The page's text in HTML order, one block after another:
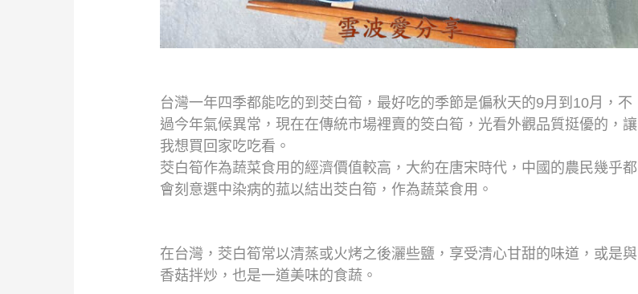
台灣一年四季都能吃的到茭白筍，最好吃的季節是偏秋天的9月到 10月， 不
過今年氣候異常，現在在傳統市場裡賣的筊白筍，光看外觀品質挺優的， 讓
我想買回家吃吃看。
茭白筍作為蔬菜食用的經濟價值較高，大約在唐宋時代， 中國的農民幾乎都
會刻意選中染病的菰以結出茭白筍，作為蔬菜食用。
在台灣，茭白筍常以清蒸或火烤之後灑些鹽，享受清心甘甜的味道， 或是與
香菇拌炒，也是一道美味的食蔬。